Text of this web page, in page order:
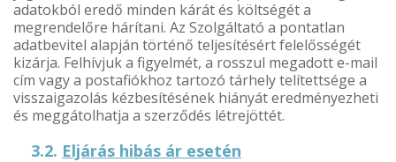
adatokból eredő minden kárát és költségét a
megrendelőre hárítani. Az Szolgáltató a pontatlan
adatbevitel alapján történő teljesítésért felelősségét
kizárja. Felhívjuk a figyelmét, a rosszul megadott e-mail
cím vagy a postafiókhoz tartozó tárhely telítettsége a
visszaigazolás kézbesítésének hiányát eredményezheti
és meggátolhatja a szerződés létrejöttét.
3.2. Eljárás hibás ár esetén